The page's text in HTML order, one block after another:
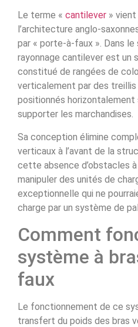
Le terme « cantilever » vient
l’architecture anglo-
par « porte-à-faux ». Dans
rayonnage cantilever est un
constitué de rangées de
verticalement par des treillis
positionnés horizontalement
supporter les marchandises.
Sa conception élimine
verticaux à l’avant de la
cette absence d’obstacles
manipuler des unités de
exceptionnelle qui ne
charge par un système de
Comment
système à
faux
Le fonctionnement de ce
transfert du poids des bras